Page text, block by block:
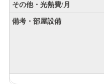
その他・光熱費/月
備考・部屋設備